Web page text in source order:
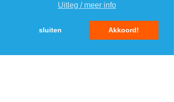
Uitleg / meer info
sluiten Akkoord!